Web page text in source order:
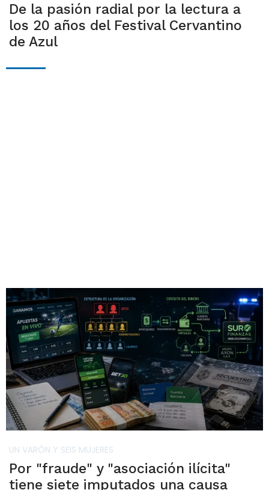
De la pasión radial por la lectura a
los 20 años del Festival Cervantino
de Azul
UN VARÓN Y SEIS MUJERES
Por "fraude" y "asociación ilícita"
tiene siete imputados una causa